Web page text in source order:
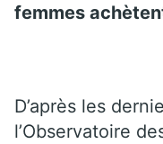
femmes
D’après les
l’Observatoire